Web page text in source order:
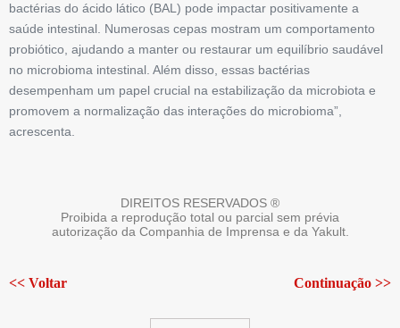
bactérias do ácido lático (BAL) pode impactar positivamente a
saúde intestinal. Numerosas cepas mostram um comportamento
probiótico, ajudando a manter ou restaurar um equilíbrio saudável
no microbioma intestinal. Além disso, essas bactérias
desempenham um papel crucial na estabilização da microbiota e
promovem a normalização das interações do microbioma”,
acrescenta.
DIREITOS RESERVADOS ®
Proibida a reprodução total ou parcial sem prévia
autorização da Companhia de Imprensa e da Yakult.
<< Voltar Continuação >>